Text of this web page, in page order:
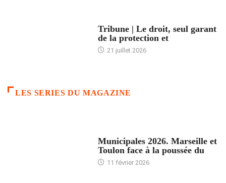
Tribune | Le droit, seul garant
de la protection et
21 juillet 2026
LES SERIES DU MAGAZINE
Municipales 2026. Marseille et
Toulon face à la poussée du
11 février 2026